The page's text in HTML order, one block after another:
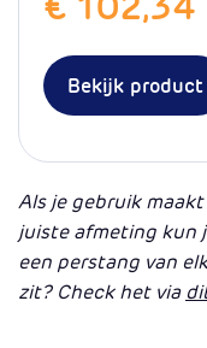
Bekijk product
Als je gebruik
juiste afmeting kun
een perstang van
zit? Check het via